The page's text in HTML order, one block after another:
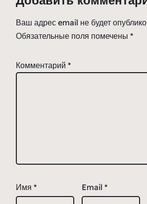
Ваш адрес email не будет
Обязательные поля помечены *
Комментарий *
Имя * Email *